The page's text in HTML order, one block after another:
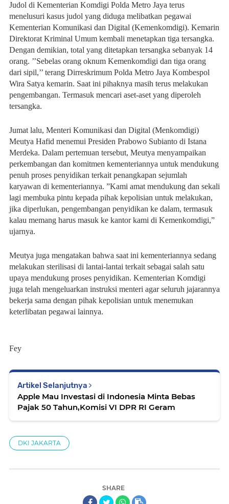
Judol di Kementerian Komdigi Polda Metro Jaya terus
menelusuri kasus judol yang diduga melibatkan pegawai
Kementerian Komunikasi dan Digital (Kemenkomdigi). Kemarin
Direktorat Kriminal Umum kembali menetapkan tiga tersangka.
Dengan demikian, total yang ditetapkan tersangka sebanyak 14
orang. ’’Sebelas orang oknum Kemenkomdigi dan tiga orang
dari sipil,’’ terang Dirreskrimum Polda Metro Jaya Kombespol
Wira Satya kemarin. Saat ini pihaknya masih terus melakukan
pengembangan. Termasuk mencari aset-aset yang diperoleh
tersangka.
Jumat lalu, Menteri Komunikasi dan Digital (Menkomdigi)
Meutya Hafid menemui Presiden Prabowo Subianto di Istana
Merdeka. Dalam pertemuan tersebut, Meutya menyampaikan
perkembangan dan komitmen kementeriannya untuk mendukung
penuh proses penyidikan terkait penangkapan sejumlah
karyawan di kementeriannya. ”Kami amat mendukung dan sekali
lagi membuka pintu kepada pihak kepolisian untuk melakukan,
jika diperlukan, pengembangan penyidikan ke dalam, termasuk
kalau memang harus masuk ke kantor kami di Kemenkomdigi,”
ujarnya.
Meutya juga mengatakan bahwa saat ini kementeriannya sedang
melakukan sterilisasi di lantai-lantai terkait sebagai salah satu
upaya mendukung proses penyidikan. Kementerian Komdigi
juga telah mengeluarkan instruksi menteri agar seluruh jajarannya
bekerja sama dengan pihak kepolisian untuk menemukan
keterlibatan pegawai lainnya.
Fey
Artikel Selanjutnya
Apple Mau Investasi di Indonesia Minta Bebas
Pajak 50 Tahun,Komisi VI DPR RI Geram
DKI JAKARTA
SHARE